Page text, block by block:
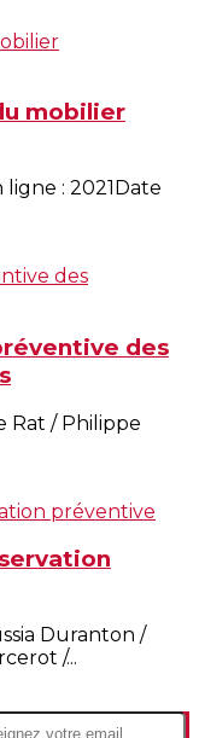
mobilier
: 2021Date
des
Rat / Philippe
Duranton /
/...